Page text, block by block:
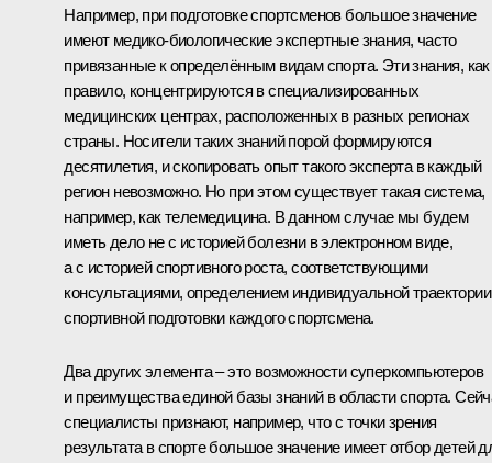
Например, при подготовке спортсменов большое значение
имеют медико-биологические экспертные знания, часто
привязанные к определённым видам спорта. Эти знания, как
правило, концентрируются в специализированных
медицинских центрах, расположенных в разных регионах
страны. Носители таких знаний порой формируются
десятилетия, и скопировать опыт такого эксперта в каждый
регион невозможно. Но при этом существует такая система,
например, как телемедицина. В данном случае мы будем
иметь дело не с историей болезни в электронном виде,
а с историей спортивного роста, соответствующими
консультациями, определением индивидуальной траектории
спортивной подготовки каждого спортсмена.
Два других элемента – это возможности суперкомпьютеров
и преимущества единой базы знаний в области спорта.
специалисты признают, например, что с точки зрения
результата в спорте большое значение имеет отбор детей